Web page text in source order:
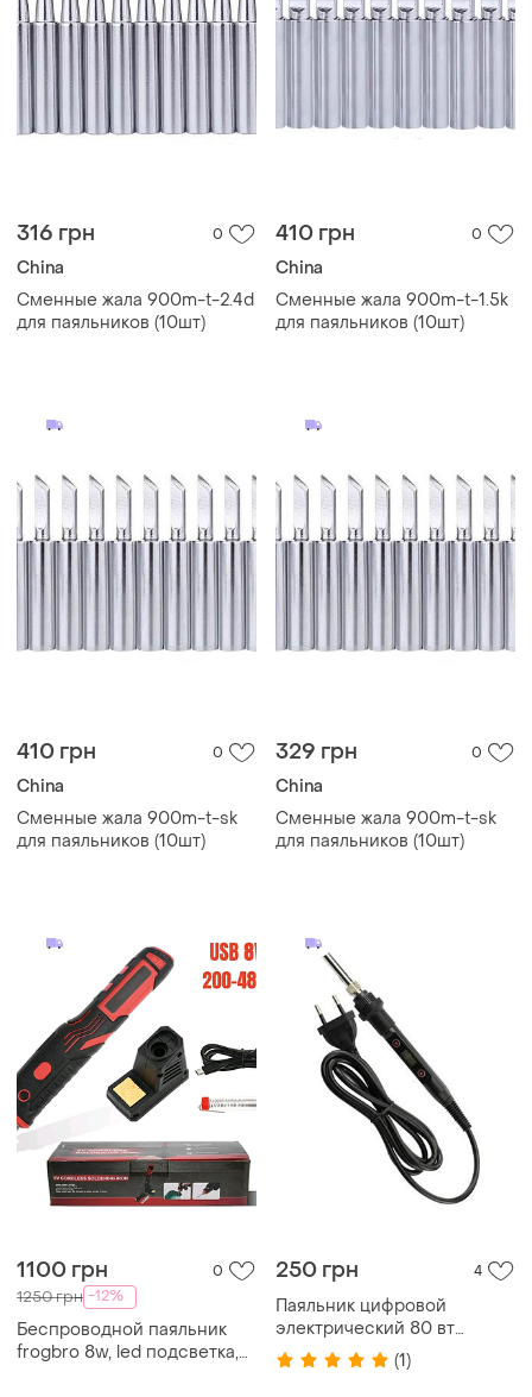
316 грн 0
China
Сменные жала 900m-t-2.4d
для паяльников (10шт)
410 грн 0
China
Сменные жала 900m-t-1.5k
для паяльников (10шт)
410 грн 0
China
Сменные жала 900m-t-sk
для паяльников (10шт)
329 грн 0
China
Сменные жала 900m-t-sk
для паяльников (10шт)
1100 грн 0
1250 грн -12%
Беспроводной паяльник
frogbro 8w, led подсветка,
250 грн 4
Паяльник цифровой
электрический 80 вт
регулятор температуры жк-
дисплей
(1)